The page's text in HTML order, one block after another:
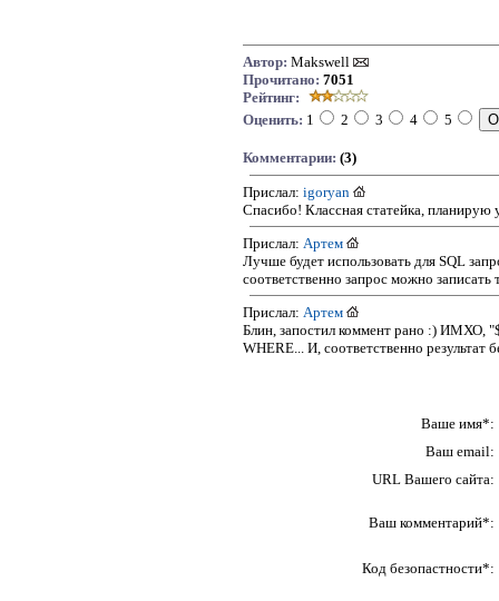
Автор: Makswell
Прочитано: 7051
Рейтинг:
Оценить: 1 2 3 4 5
Комментарии: (3)
Прислал: igoryan
Спасибо! Классная статейка, планирую
Прислал: Артем
Лучше будет использовать для SQL
соответственно запрос можно
Прислал: Артем
Блин, запостил коммент рано :) ИМХО,
WHERE... И, соответственно
Ваше имя*:
Ваш email:
URL Вашего сайта:
Ваш комментарий*:
Код безопастности*: